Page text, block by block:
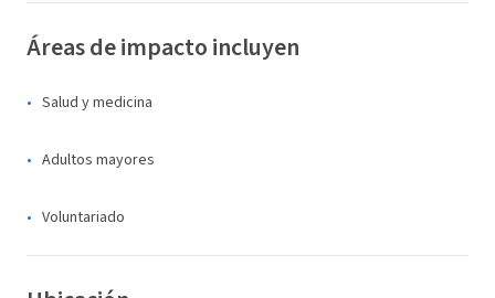
Áreas de impacto incluyen
Salud y medicina
Adultos mayores
Voluntariado